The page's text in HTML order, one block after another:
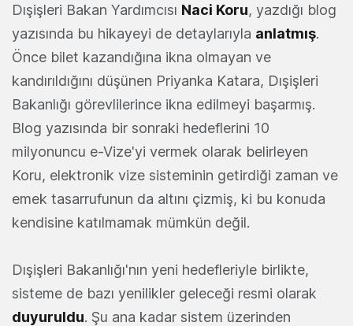
Dışişleri Bakan Yardımcısı Naci Koru, yazdığı blog
yazısında bu hikayeyi de detaylarıyla anlatmış.
Önce bilet kazandığına ikna olmayan ve
kandırıldığını düşünen Priyanka Katara, Dışişleri
Bakanlığı görevlilerince ikna edilmeyi başarmış.
Blog yazısında bir sonraki hedeflerini 10
milyonuncu e-Vize'yi vermek olarak belirleyen
Koru, elektronik vize sisteminin getirdiği zaman ve
emek tasarrufunun da altını çizmiş, ki bu konuda
kendisine katılmamak mümkün değil.
Dışişleri Bakanlığı'nın yeni hedefleriyle birlikte,
sisteme de bazı yenilikler geleceği resmi olarak
duyuruldu. Şu ana kadar sistem üzerinden